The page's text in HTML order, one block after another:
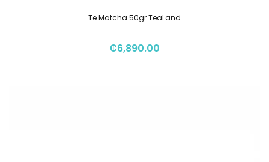
Te Matcha 50gr TeaLand
₡6,890.00